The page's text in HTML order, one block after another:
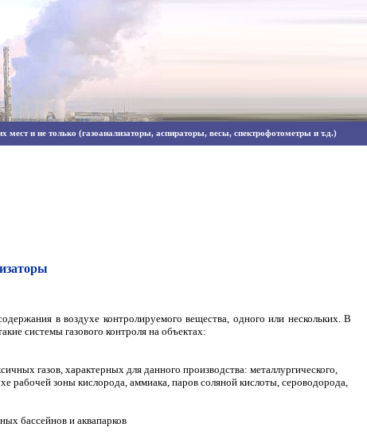
мест и не только (газоанализаторы, аспираторы, весы, спектрофотометры и т.д.)
в воздухе контролируемого вещества, одного или нескольких. В
системы газового контроля на объектах:
газов, характерных для данного производства: металлургического,
рабочей зоны кислорода, аммиака, паров соляной кислоты, сероводорода,
бассейнов и аквапарков